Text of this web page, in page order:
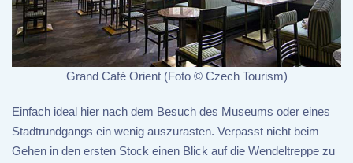
Grand Café Orient (Foto © Czech Tourism)
Einfach ideal hier nach dem Besuch des Museums oder eines
Stadtrundgangs ein wenig auszurasten. Verpasst nicht beim
Gehen in den ersten Stock einen Blick auf die Wendeltreppe zu